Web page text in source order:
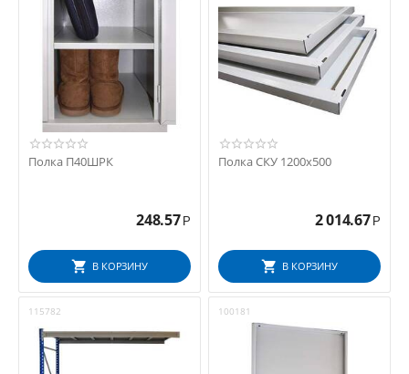
Полка П40ШРК
248.57 Р
В КОРЗИНУ
Полка СКУ 1200x500
2 014.67 Р
В КОРЗИНУ
115782 100181